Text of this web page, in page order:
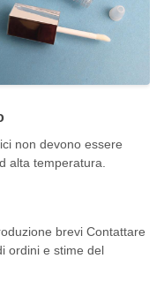
non devono essere
alta temperatura.
brevi Contattare
ordini e stime del